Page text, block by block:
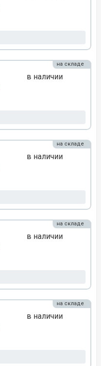
в наличии
на складе
в наличии
на складе
в наличии
на складе
в наличии
на складе